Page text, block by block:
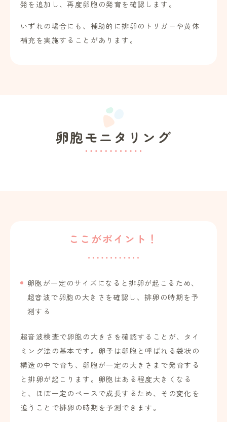
発を追加し、再度卵胞の発育を確認します。
いずれの場合にも、補助的に排卵のトリガーや黄体
補充を実施することがあります。
卵胞モニタリング
ここがポイント！
卵胞が一定のサイズになると排卵が起こるため、
超音波で卵胞の大きさを確認し、排卵の時期を予
測する
超音波検査で卵胞の大きさを確認することが、タイ
ミング法の基本です。卵子は卵胞と呼ばれる袋状の
構造の中で育ち、卵胞が一定の大きさまで発育する
と排卵が起こります。卵胞はある程度大きくなる
と、ほぼ一定のペースで成長するため、その変化を
追うことで排卵の時期を予測できます。